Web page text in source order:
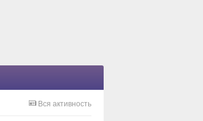
Вся активность